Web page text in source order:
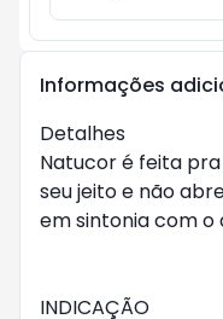
Informações
Detalhes
Natucor é feita
seu jeito e não
em sintonia com o
INDICAÇÃO